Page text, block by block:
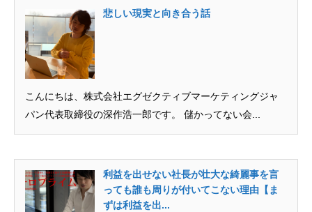
悲しい現実と向き合う話
こんにちは、株式会社エグゼクティブマーケティングジャ
パン代表取締役の深作浩一郎です。 儲かってない会...
利益を出せない社長が壮大な綺麗事を言
っても誰も周りが付いてこない理由【ま
ずは利益を出...